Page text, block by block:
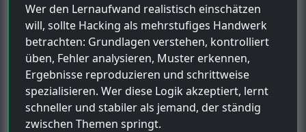
Wer den Lernaufwand realistisch einschätzen
will, sollte Hacking als mehrstufiges Handwerk
betrachten: Grundlagen verstehen, kontrolliert
üben, Fehler analysieren, Muster erkennen,
Ergebnisse reproduzieren und schrittweise
spezialisieren. Wer diese Logik akzeptiert, lernt
schneller und stabiler als jemand, der ständig
zwischen Themen springt.